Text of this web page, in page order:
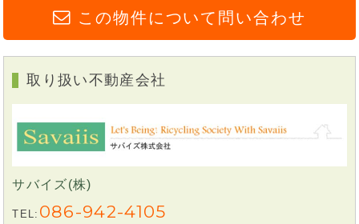
この物件について問い合わせ
取り扱い不動産会社
サバイズ(株)
TEL: 086-942-4105